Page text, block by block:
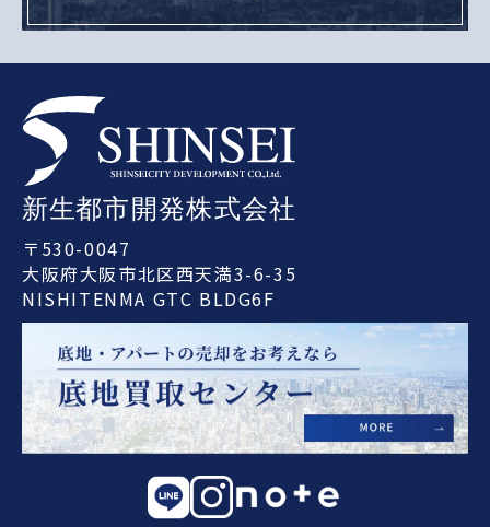
〒530-0047
大阪府大阪市北区西天満3-6-35
NISHITENMA GTC BLDG6F